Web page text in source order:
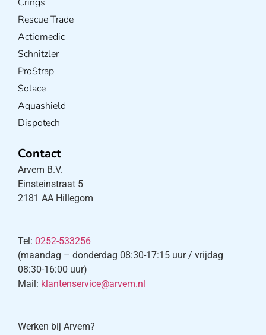
Rescue Trade
Actiomedic
Schnitzler
ProStrap
Solace
Aquashield
Dispotech
Contact
Arvem B.V.
Einsteinstraat 5
2181 AA Hillegom
Tel: 0252-533256
(maandag – donderdag 08:30-17:15 uur / vrijdag
08:30-16:00 uur)
Mail: klantenservice@arvem.nl
Werken bij Arvem?